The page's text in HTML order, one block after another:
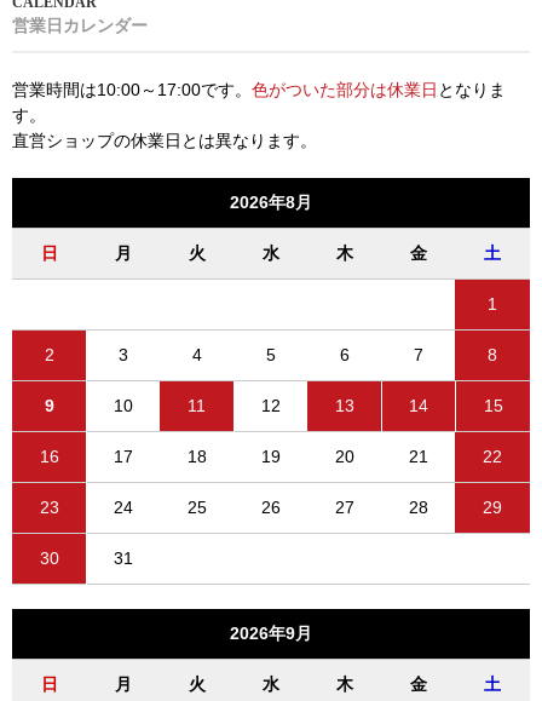
営業日カレンダー
営業時間は10:00～17:00です。 色がついた部分は休業日 となりま
す。
直営ショップの休業日とは異なります。
2026年8月
日 月 火 水 木 金 土
1
2 3 4 5 6 7 8
9 10 11 12 13 14 15
16 17 18 19 20 21 22
23 24 25 26 27 28 29
30 31
2026年9月
日 月 火 水 木 金 土